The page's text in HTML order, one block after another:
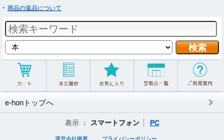
商品の返品について
e-honトップへ
表示 ： スマートフォン PC
運営会社概要 プライバシーポリシー